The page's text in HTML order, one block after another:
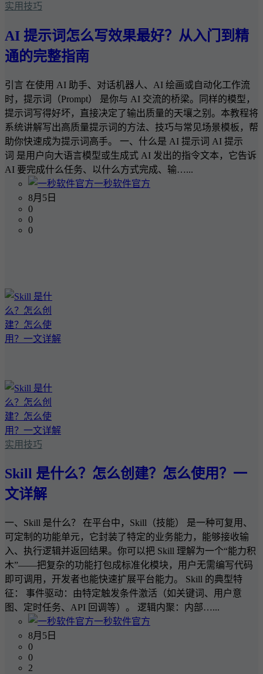
实用技巧
AI 提示词怎么写效果最好？从入门到精
通的完整指南
引言 在使用 AI 助手、对话机器人、AI 绘画或自动化工作流
时，提示词（Prompt） 是你与 AI 交流的桥梁。同样的模型，
提示词写得好坏，直接决定了输出质量的天壤之别。本教程将
系统讲解写出高质量提示词的方法、技巧与常见场景模板，帮
助你快速成为提示词高手。 一、什么是 AI 提示词 AI 提示
词 是用户向大语言模型或生成式 AI 发出的指令文本，它告诉
AI 要完成什么任务、以什么方式完成、输…...
一秒软件官方
8月5日
0
0
0
实用技巧
Skill 是什么？怎么创建？怎么使用？一
文详解
一、Skill 是什么？ 在平台中，Skill（技能） 是一种可复用、
可定制的功能单元，它封装了特定的业务能力，能够接收输
入、执行逻辑并返回结果。你可以把 Skill 理解为一个“能力积
木”——把复杂的功能打包成标准化模块，用户无需编写代码
即可调用，开发者也能快速扩展平台能力。 Skill 的典型特
征： 事件驱动：由特定触发条件激活（如关键词、用户意
图、定时任务、API 回调等）。 逻辑内聚：内部…...
一秒软件官方
8月5日
0
0
2